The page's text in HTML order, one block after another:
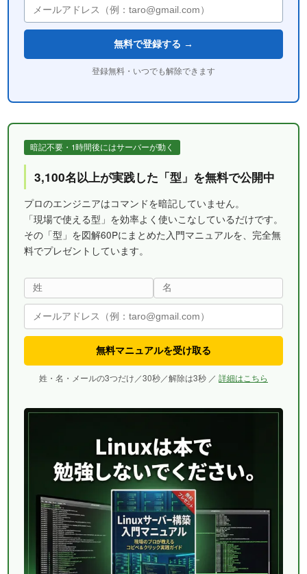
無料で登録する →
登録無料・いつでも解除できます
暗記不要・1時間後にはサーバーが動く
3,100名以上が実践した「型」を無料で公開中
プロのエンジニアはコマンドを暗記していません。
「現場で使える型」を効率よく使いこなしているだけです。
その「型」を図解60Pにまとめた入門マニュアルを、完全無
料でプレゼントしています。
無料マニュアルを受け取る
姓・名・メールの3つだけ／30秒／解除は3秒 ／ 詳細はこちら